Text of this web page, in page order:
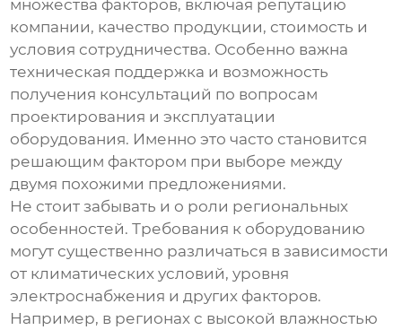
множества факторов, включая репутацию
компании, качество продукции, стоимость и
условия сотрудничества. Особенно важна
техническая поддержка и возможность
получения консультаций по вопросам
проектирования и эксплуатации
оборудования. Именно это часто становится
решающим фактором при выборе между
двумя похожими предложениями.
Не стоит забывать и о роли региональных
особенностей. Требования к оборудованию
могут существенно различаться в зависимости
от климатических условий, уровня
электроснабжения и других факторов.
Например, в регионах с высокой влажностью